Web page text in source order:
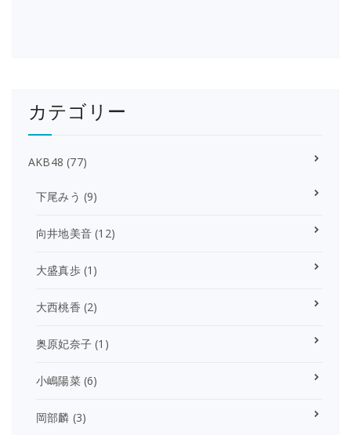
カテゴリー
AKB48 (77)
下尾みう (9)
向井地美音 (12)
大盛真歩(1)
大西桃香 (2)
奥原妃奈子 (1)
小嶋陽菜(6)
岡部麟 (3)